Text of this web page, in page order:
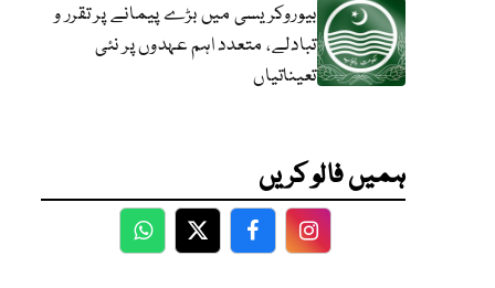
بیوروکریسی میں بڑے پیمانے پر تقرر و
تبادلے، متعدد اہم عہدوں پر نئی
تعیناتیاں
ہمیں فالو کریں
WhatsApp
TwitterFacebookFacebook